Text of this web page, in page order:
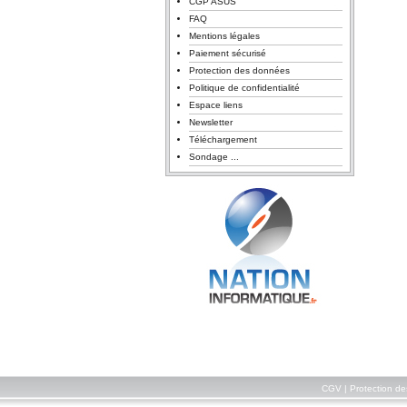
FAQ
Mentions légales
Paiement sécurisé
Protection des données
Politique de confidentialité
Espace liens
Newsletter
Téléchargement
Sondage ...
CGV Protection